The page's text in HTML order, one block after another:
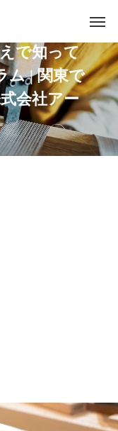
で知って
ム | 関東で
会社アー